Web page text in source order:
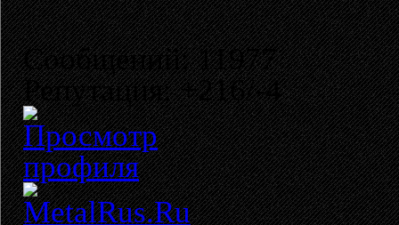
Сообщений: 11977
Репутация: +216/-4